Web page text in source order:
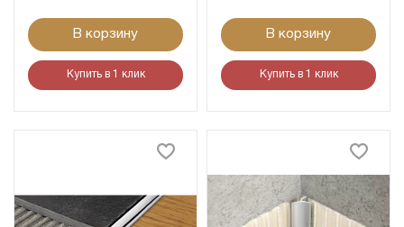
В корзину
Купить в 1 клик
В корзину
Купить в 1 клик